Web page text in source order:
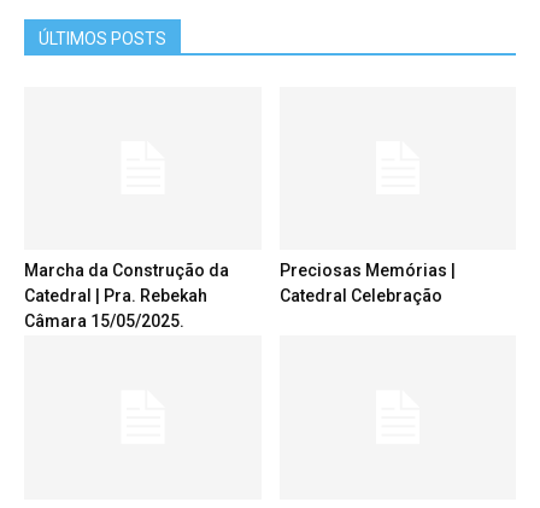
ÚLTIMOS POSTS
Marcha da Construção da
Catedral | Pra. Rebekah
Câmara 15/05/2025.
Preciosas Memórias |
Catedral Celebração